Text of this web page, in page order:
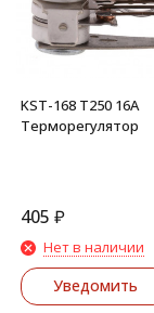
KST-168 T250 16A
Терморегулятор
405 ₽
Нет в наличии
Уведомить